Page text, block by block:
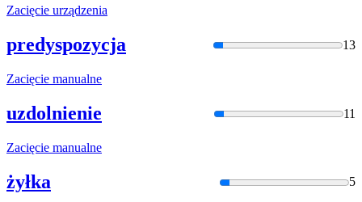
Zacięcie urządzenia
predyspozycja 13
Zacięcie manualne
uzdolnienie 11
Zacięcie manualne
żyłka 5